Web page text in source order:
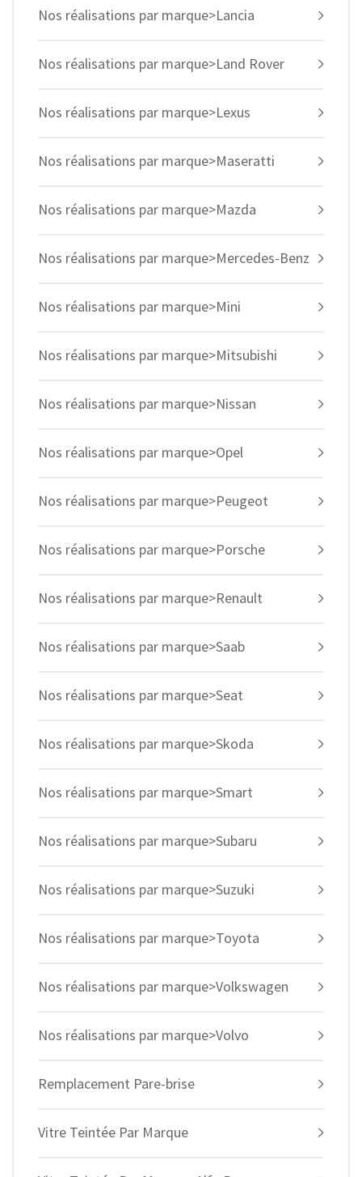
Nos réalisations par marque>Lancia
Nos réalisations par marque>Land Rover
Nos réalisations par marque>Lexus
Nos réalisations par marque>Maseratti
Nos réalisations par marque>Mazda
Nos réalisations par marque>Mercedes-Benz
Nos réalisations par marque>Mini
Nos réalisations par marque>Mitsubishi
Nos réalisations par marque>Nissan
Nos réalisations par marque>Opel
Nos réalisations par marque>Peugeot
Nos réalisations par marque>Porsche
Nos réalisations par marque>Renault
Nos réalisations par marque>Saab
Nos réalisations par marque>Seat
Nos réalisations par marque>Skoda
Nos réalisations par marque>Smart
Nos réalisations par marque>Subaru
Nos réalisations par marque>Suzuki
Nos réalisations par marque>Toyota
Nos réalisations par marque>Volkswagen
Nos réalisations par marque>Volvo
Remplacement Pare-brise
Vitre Teintée Par Marque